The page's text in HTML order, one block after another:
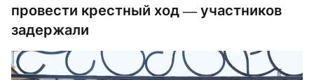
провести крестный ход — участников
задержали